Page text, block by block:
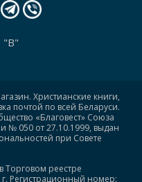
"В"
Христианские книги,
почтой по всей Беларуси.
«Благовест» Союза
№ 050 от 27.10.1999, выдан
при Совете
Торговом реестре
Регистрационный номер: